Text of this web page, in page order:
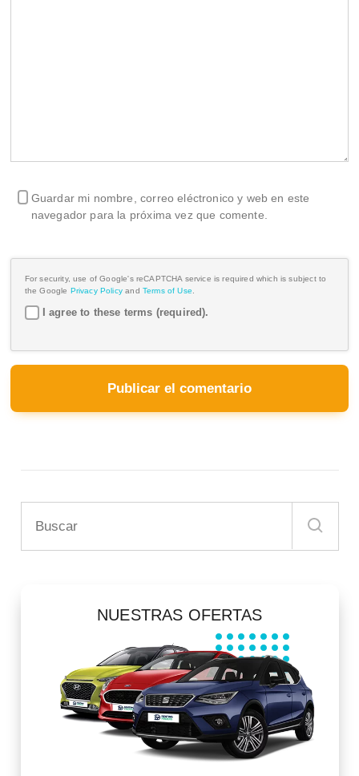
Guardar mi nombre, correo eléctronico y web en este
navegador para la próxima vez que comente.
For security, use of Google's reCAPTCHA service is required which is subject to
the Google Privacy Policy and Terms of Use.
I agree to these terms (required).
NUESTRAS OFERTAS